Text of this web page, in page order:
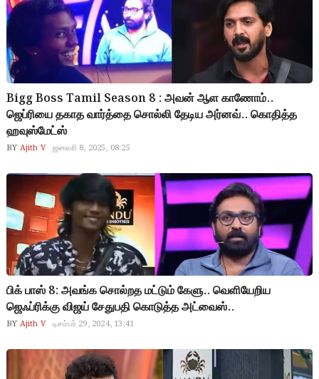
Bigg Boss Tamil Season 8 : அவன் ஆள காணோம்..
ஜெப்ரியை தகாத வார்த்தை சொல்லி தேடிய அர்னவ்.. கொதித்த
ஹவுஸ்மேட்ஸ்
BY Ajith V ஜனவரி 8, 2025, 08:25
பிக் பாஸ் 8: அவங்க சொல்றத மட்டும் கேளு.. வெளியேறிய
ஜெஃப்ரிக்கு விஜய் சேதுபதி கொடுத்த அட்வைஸ்..
BY Ajith V டிசம்பர் 29, 2024, 13:41